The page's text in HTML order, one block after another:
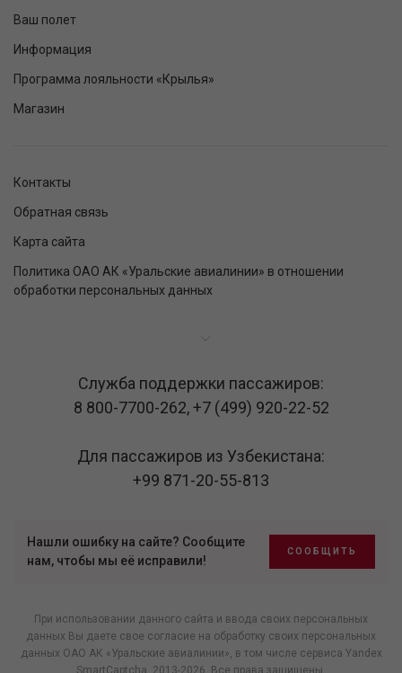
Ваш полет
Информация
Программа лояльности «Крылья»
Магазин
Контакты
Обратная связь
Карта сайта
Политика ОАО АК «Уральские авиалинии» в отношении
обработки персональных данных
Служба поддержки пассажиров:
8 800-7700-262,+7 (499) 920-22-52
Для пассажиров из Узбекистана:
+99 871-20-55-813
Нашли ошибку на сайте? Сообщите
нам, чтобы мы её исправили!
СООБЩИТЬ
При использовании данного сайта и ввода своих персональных
данных Вы даете свое согласие на обработку своих персональных
данных ОАО АК «Уральские авиалинии», в том числе сервиса Yandex